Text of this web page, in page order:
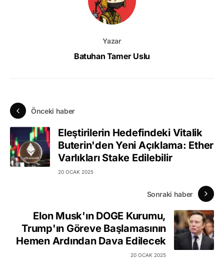
Yazar
Batuhan Tamer Uslu
Önceki haber
Eleştirilerin Hedefindeki Vitalik
Buterin'den Yeni Açıklama: Ether
Varlıkları Stake Edilebilir
20 OCAK 2025
Sonraki haber
Elon Musk'ın DOGE Kurumu,
Trump'ın Göreve Başlamasının
Hemen Ardından Dava Edilecek
20 OCAK 2025